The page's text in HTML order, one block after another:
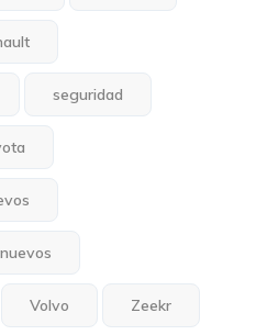
seguridad
Volvo Zeekr